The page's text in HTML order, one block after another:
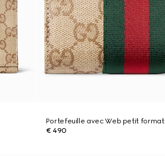
Portefeuille avec Web petit format
€ 490